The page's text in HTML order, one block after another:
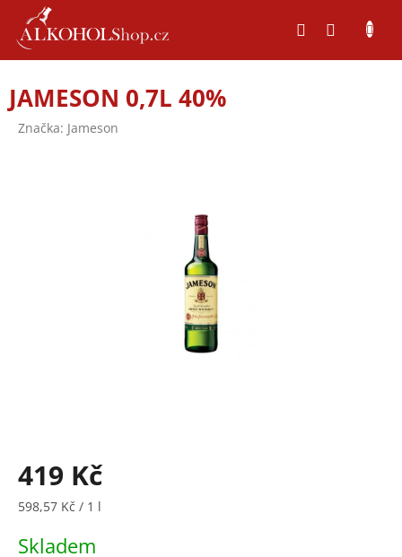
obsah
JAMESON 0,7L 40%
Značka: Jameson
419 Kč
Měrná
598,57 Kč / 1 l
Skladem